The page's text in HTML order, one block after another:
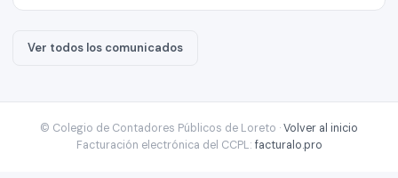
Ver todos los comunicados
© Colegio de Contadores Públicos de Loreto ·Volver al inicio
Facturación electrónica del CCPL: facturalo.pro